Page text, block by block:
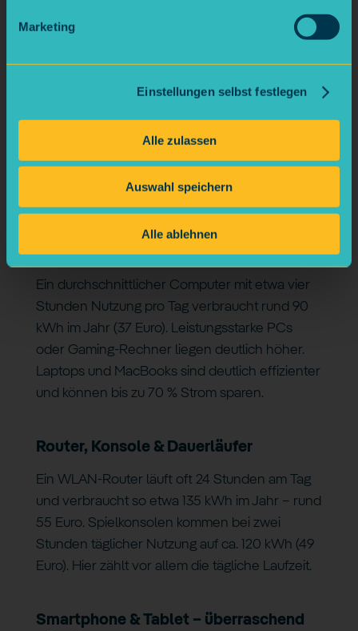
Marketing
Einstellungen selbst festlegen
Alle zulassen
Auswahl speichern
Alle ablehnen
Waschen und Trocknen schlagen mit etwa 14 %
Waschmaschine verbraucht ca. 200 kWh pro
Strom gegenüber älteren Modellen.
Computer & Homeoffice
Ein durchschnittlicher Computer mit etwa vier
Stunden Nutzung pro Tag verbraucht rund 90
kWh im Jahr (37 Euro). Leistungsstarke PCs
oder Gaming-Rechner liegen deutlich höher.
Laptops und MacBooks sind deutlich effizienter
und können bis zu 70 % Strom sparen.
Router, Konsole & Dauerläufer
Ein WLAN-Router läuft oft 24 Stunden am Tag
und verbraucht so etwa 135 kWh im Jahr – rund
55 Euro. Spielkonsolen kommen bei zwei
Stunden täglicher Nutzung auf ca. 120 kWh (49
Euro). Hier zählt vor allem die tägliche Laufzeit.
Smartphone & Tablet – überraschend